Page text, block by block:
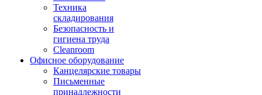
Техника
складирования
Безопасность и
гигиена труда
Cleanroom
Офисное оборудование
Канцелярские товары
Письменные
принадлежности